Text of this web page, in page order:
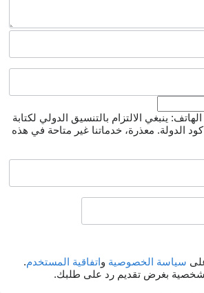
ينبغي الالتزام بالتنسيق الدولي لكتابة
الدولة. معذرة، خدماتنا غير متاحة في هذه
سياسة الخصوصية واتفاقية المستخدم.
بغرض تقديم رد على طلبك.